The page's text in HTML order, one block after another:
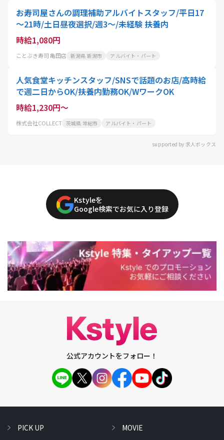
お寿司屋さんの調理補助アルバイトスタッフ/平日17
～21時/土日昼夜選択/週3～/未経験 扶養内
時給1,080円
ことぶき寿司 亀田店 新潟県 新潟市 アルバイト・パート
人気食堂キッチンスタッフ/SNSで話題のお店/高時給
で週二日からOK/扶養内勤務OK/WワークOK
時給1,230円～
株式会社COLLECT 茨城県 常総市 アルバイト・パート
supported by 求人ボックス
Kstyleを
Google検索でお気に入り登録
公式アカウントをフォロー！
PICK UP MOVIE